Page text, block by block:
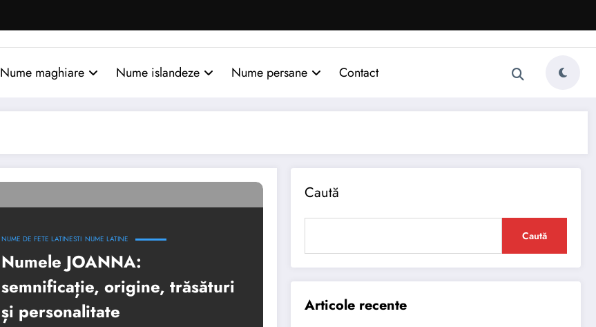
Nume maghiare Nume islandeze Nume persane Contact
NUME DE FETE LATINESTI NUME LATINE
Numele JOANNA:
semnificație, origine, trăsături
și personalitate
Caută
Caută
Articole recente